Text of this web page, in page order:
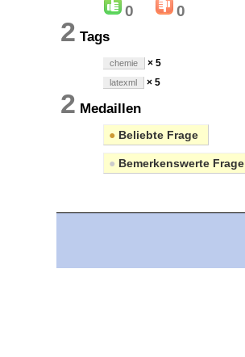
0 0
2 Tags
chemie × 5
latexml × 5
2 Medaillen
● Beliebte Frage
● Bemerkenswerte Frage